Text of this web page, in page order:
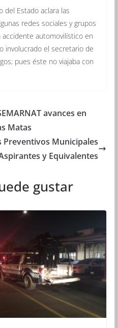
del Estado aclara las
redes sociales y grupos
automovilístico en
involucrado el secretario de
pues éste no viajaba con
avances en
Matas
Preventivos Municipales
y Equivalentes
gustar